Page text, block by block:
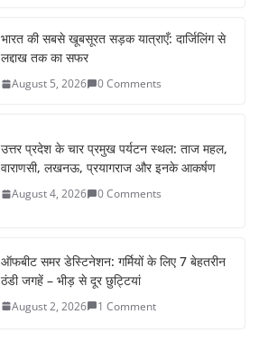
e
भारत की सबसे खूबसूरत सड़क यात्राएँ: दार्जिलिंग से
लद्दाख तक का सफर
August 5, 2026 0 Comments
उत्तर प्रदेश के चार प्रमुख पर्यटन स्थल: ताज महल,
वाराणसी, लखनऊ, प्रयागराज और इनके आकर्षण
August 4, 2026 0 Comments
ऑफबीट समर डेस्टिनेशन: गर्मियों के लिए 7 बेहतरीन
ठंडी जगहें – भीड़ से दूर छुट्टियां
August 2, 2026 1 Comment